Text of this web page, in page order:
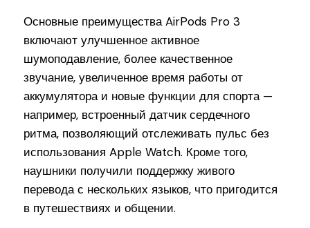
Основные преимущества AirPods Pro 3
включают улучшенное активное
шумоподавление, более качественное
звучание, увеличенное время работы от
аккумулятора и новые функции для спорта —
например, встроенный датчик сердечного
ритма, позволяющий отслеживать пульс без
использования Apple Watch. Кроме того,
наушники получили поддержку живого
перевода с нескольких языков, что пригодится
в путешествиях и общении.